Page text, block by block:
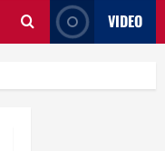
VIDEO